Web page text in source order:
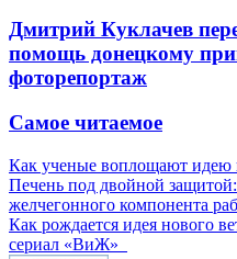
Дмитрий Куклачев
помощь донецкому
фоторепортаж
Самое читаемое
Как ученые воплощают идею
Печень под двойной
желчегонного компонента
Как рождается идея нового
сериал «ВиЖ»